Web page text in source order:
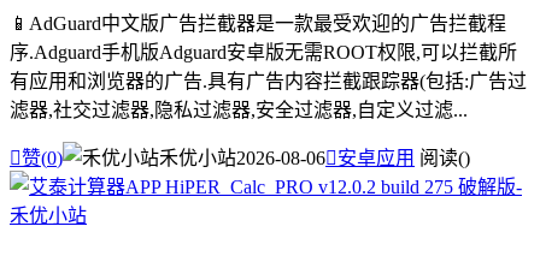
📱AdGuard中文版广告拦截器是一款最受欢迎的广告拦截程
序.Adguard手机版Adguard安卓版无需ROOT权限,可以拦截所
有应用和浏览器的广告.具有广告内容拦截跟踪器(包括:广告过
滤器,社交过滤器,隐私过滤器,安全过滤器,自定义过滤...
赞(0) 禾优小站2026-08-06安卓应用 阅读()